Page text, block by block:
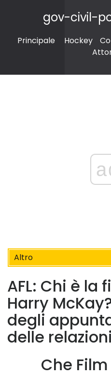
gov-civil-
Principale Hockey
Altro
AFL: Chi è la
Harry
degli
delle relazioni
Che